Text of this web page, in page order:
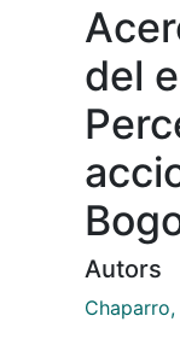
del
Autors